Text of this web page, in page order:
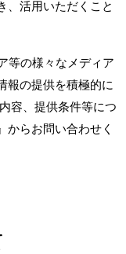
、活用いただくこと
等の様々なメディア
報の提供を積極的に
容、提供条件等につ
』からお問い合わせく